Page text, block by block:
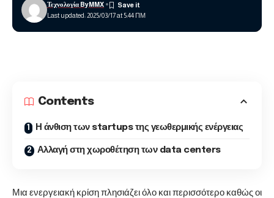
Last updated: 2025/03/17 at 5:44 ΠΜ
Τεχνολογία ByMMX
Contents
Η άνθιση των startups της γεωθερμικής ενέργειας
Αλλαγή στη χωροθέτηση των data centers
Μια ενεργειακή κρίση πλησιάζει όλο και περισσότερο καθώς οι